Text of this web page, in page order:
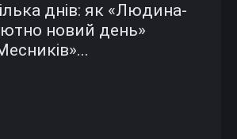
днів: як «Людина-
новий день»